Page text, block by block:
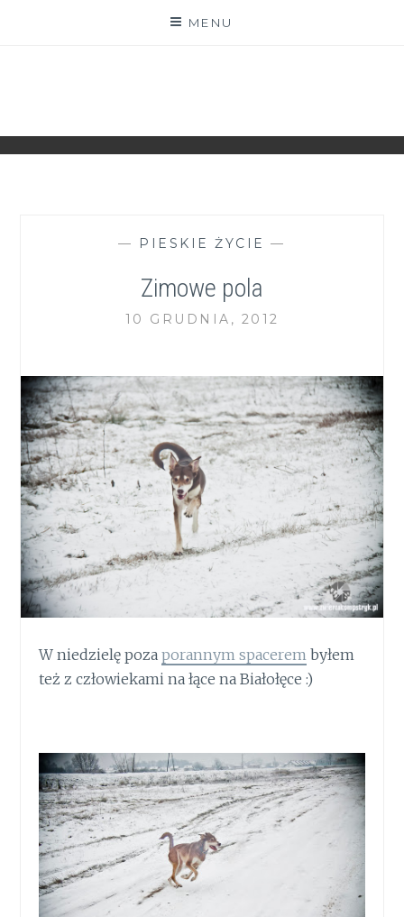
MENU
— PIESKIE ŻYCIE —
Zimowe pola
10 GRUDNIA, 2012
W niedzielę pozaporannym spacerem byłem
też z człowiekami na łące na Białołęce :)